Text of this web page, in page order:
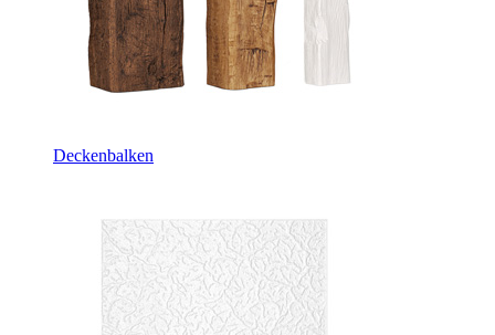
Deckenbalken